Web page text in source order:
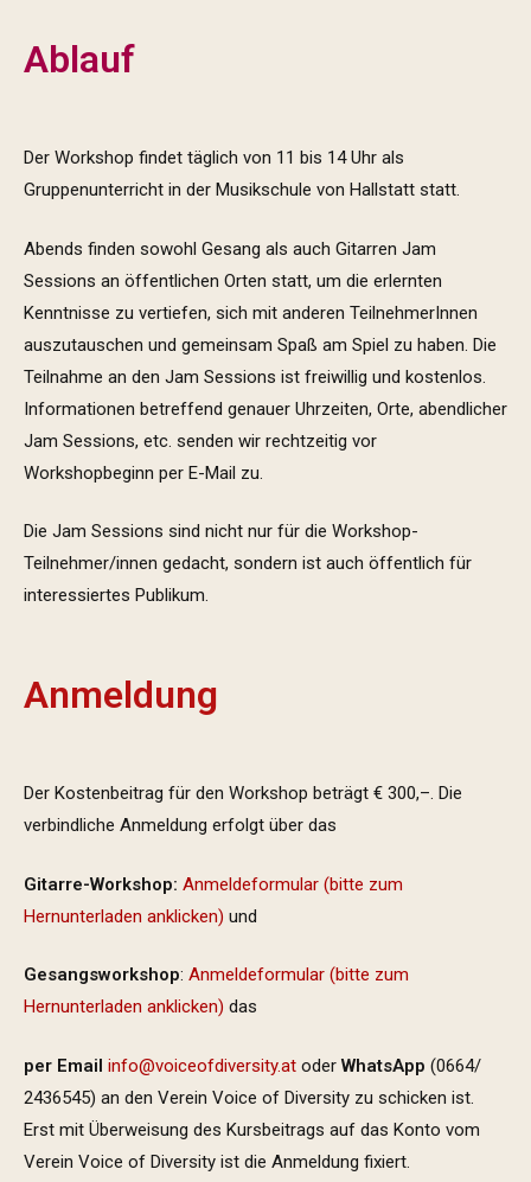
Ablauf
Der Workshop findet täglich von 11 bis 14 Uhr als
Gruppenunterricht in der Musikschule von Hallstatt statt.
Abends finden sowohl Gesang als auch Gitarren Jam
Sessions an öffentlichen Orten statt, um die erlernten
Kenntnisse zu vertiefen, sich mit anderen TeilnehmerInnen
auszutauschen und gemeinsam Spaß am Spiel zu haben. Die
Teilnahme an den Jam Sessions ist freiwillig und kostenlos.
Informationen betreffend genauer Uhrzeiten, Orte, abendlicher
Jam Sessions, etc. senden wir rechtzeitig vor
Workshopbeginn per E-Mail zu.
Die Jam Sessions sind nicht nur für die Workshop-
Teilnehmer/innen gedacht, sondern ist auch öffentlich für
interessiertes Publikum.
Anmeldung
Der Kostenbeitrag für den Workshop beträgt € 300,–. Die
verbindliche Anmeldung erfolgt über das
Gitarre-Workshop: Anmeldeformular (bitte zum
Hernunterladen anklicken) und
Gesangsworkshop: Anmeldeformular (bitte zum
Hernunterladen anklicken) das
per Email info@voiceofdiversity.at oder WhatsApp (0664/
2436545) an den Verein Voice of Diversity zu schicken ist.
Erst mit Überweisung des Kursbeitrags auf das Konto vom
Verein Voice of Diversity ist die Anmeldung fixiert.